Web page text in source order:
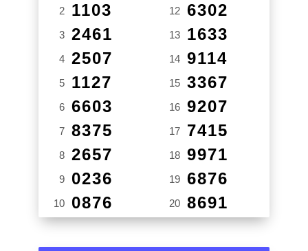
2 1103
3 2461
4 2507
5 1127
6 6603
7 8375
8 2657
9 0236
10 0876
12 6302
13 1633
14 9114
15 3367
16 9207
17 7415
18 9971
19 6876
20 8691